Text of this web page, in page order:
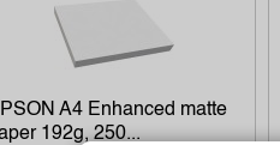
A4 Enhanced matte
192g, 250...